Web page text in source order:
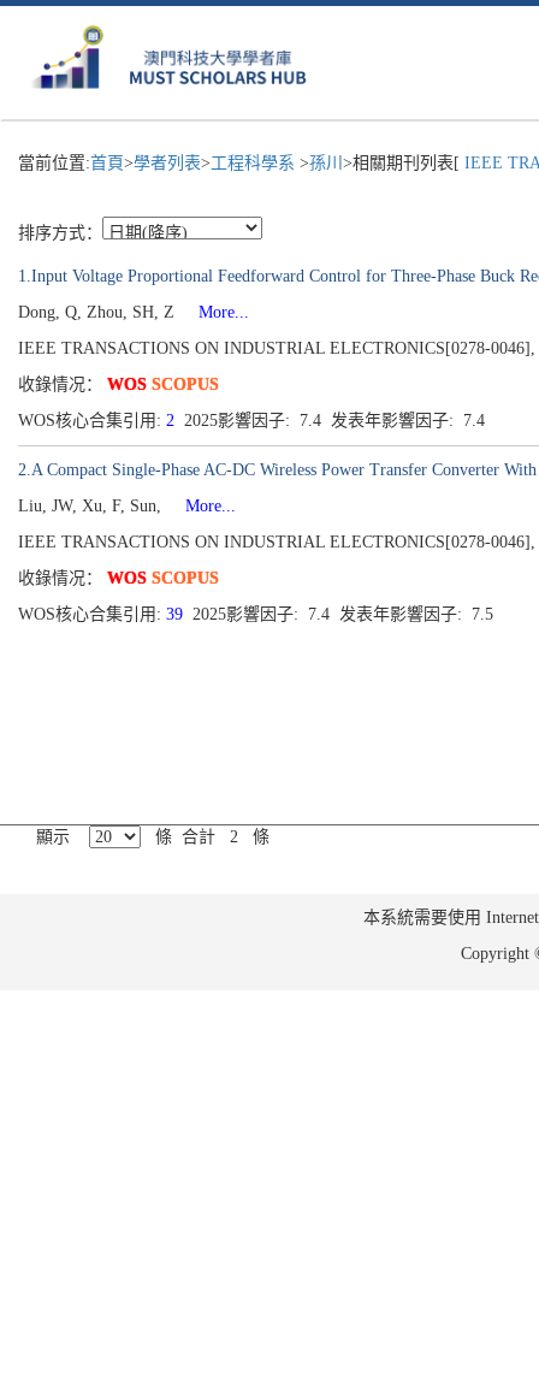
當前位置:首頁>學者列表>工程科學系 >孫川 >相關期刊列表[ IEEE
排序方式：
1.Input Voltage Proportional Feedforward Control for Three-Phase Buck
Dong, Q, Zhou, SH, Z
More...
IEEE TRANSACTIONS ON INDUSTRIAL ELECTRONICS[0278-0046],
收錄情况： WOS SCOPUS
WOS核心合集引用: 2 2025影響因子: 7.4 发表年影響因子: 7.4
2.A Compact Single-Phase AC-DC Wireless Power Transfer Converter
Liu, JW, Xu, F, Sun,
More...
IEEE TRANSACTIONS ON INDUSTRIAL ELECTRONICS[0278-0046],
收錄情况： WOS SCOPUS
WOS核心合集引用: 39 2025影響因子: 7.4 发表年影響因子: 7.5
顯示 條 合計 2 條
本系統需要使用
Copyright